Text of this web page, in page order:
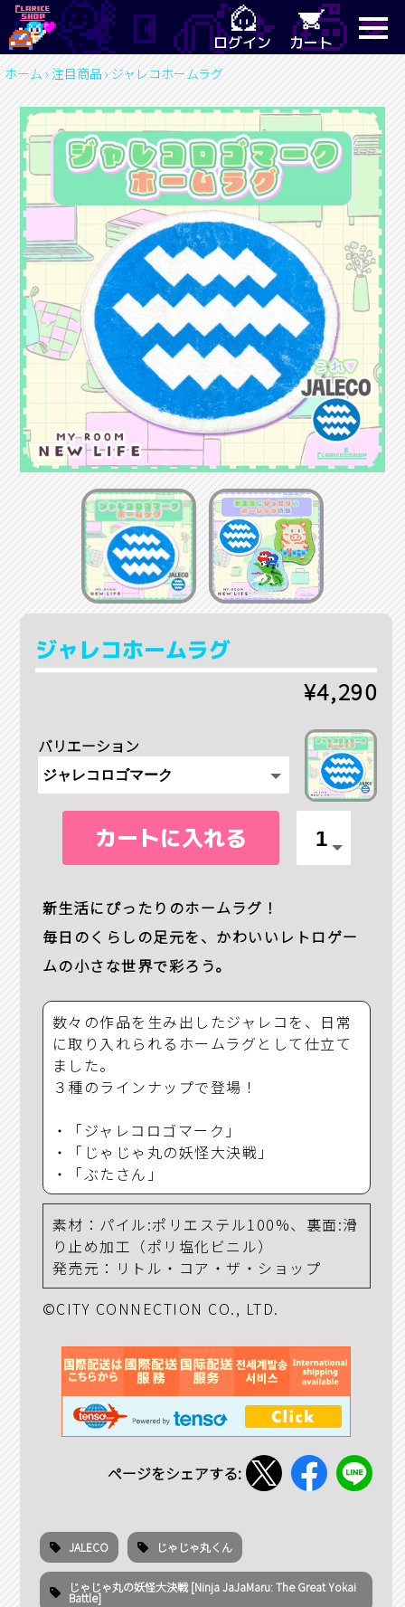
ログイン カート
ホーム › 注目商品 › ジャレコホームラグ
ジャレコホームラグ
¥4,290
バリエーション
カートに入れる
新生活にぴったりのホームラグ！
毎日のくらしの足元を、かわいいレトロゲー
ムの小さな世界で彩ろう。
数々の作品を生み出したジャレコを、日常
に取り入れられるホームラグとして仕立て
ました。
３種のラインナップで登場！
・「ジャレコロゴマーク」
・「じゃじゃ丸の妖怪大決戦」
・「ぶたさん」
素材：パイル:ポリエステル100%、裏面:滑
り止め加工（ポリ塩化ビニル）
発売元：リトル・コア・ザ・ショップ
©CITY CONNECTION CO., LTD.
ページをシェアする:
JALECO じゃじゃ丸くん
じゃじゃ丸の妖怪大決戦 [Ninja JaJaMaru: The Great Yokai
Battle]